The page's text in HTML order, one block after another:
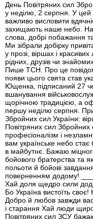
День Повітряних сил
у неділю, 2 серпня. У цей
важливо висловити
захищають наше небо.
слова, добрі побажання
Ми зібрали добірку
у прозі, віршах і
рідних, друзів чи
Пише ТСН. Про це
появи цього свята став
Ющенка, підписаний 27
вшанування
щорічною традицією, а
першу неділю серпня.
Збройних сил України:
Повітряних сил Збройних
професіоналізм і
вам українське небо
в майбутнє. Бажаю
бойового братерства та
польоти й бойові
поверненням додому!
Хай доля щедро сили
Бо Україна вистоїть своє!
Добро й любов завжди вас
і старання Хай люди
Повітряних сил ЗСУ